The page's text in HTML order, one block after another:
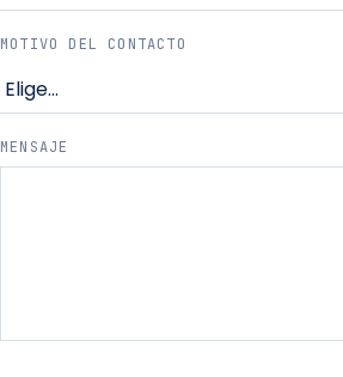
MOTIVO DEL CONTACTO
MENSAJE